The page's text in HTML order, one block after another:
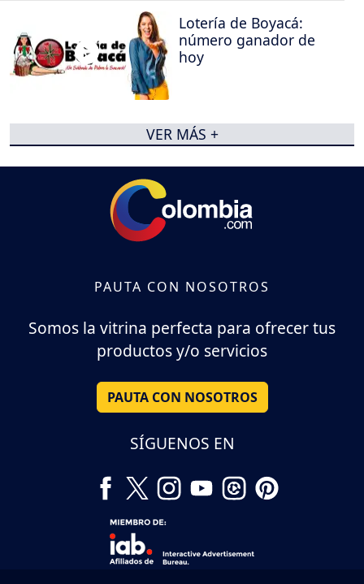
Lotería de Boyacá:
número ganador de
hoy
VER MÁS +
PAUTA CON NOSOTROS
Somos la vitrina perfecta para ofrecer tus
productos y/o servicios
PAUTA CON NOSOTROS
SÍGUENOS EN